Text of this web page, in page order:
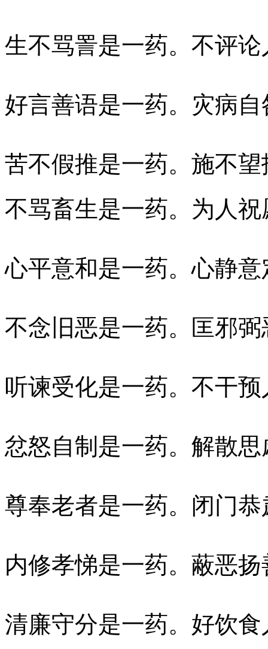
生不骂詈是一药。不评
好言善语是一药。灾病
苦不假推是一药。施不
不骂畜生是一药。为人
心平意和是一药。心静
不念旧恶是一药。匡邪
听谏受化是一药。不干
忿怒自制是一药。解散
尊奉老者是一药。闭门
内修孝悌是一药。蔽恶
清廉守分是一药。好饮